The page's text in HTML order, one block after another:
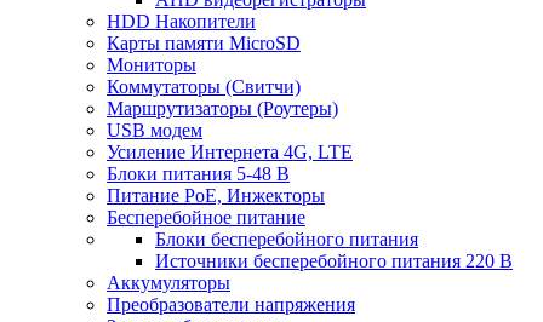
HDD Накопители
Карты памяти MicroSD
Мониторы
Коммутаторы (Свитчи)
Маршрутизаторы (Роутеры)
USB модем
Усиление Интернета 4G, LTE
Блоки питания 5-48 В
Питание PoE, Инжекторы
Бесперебойное питание
Блоки бесперебойного питания
Источники бесперебойного питания 220 В
Аккумуляторы
Преобразователи напряжения